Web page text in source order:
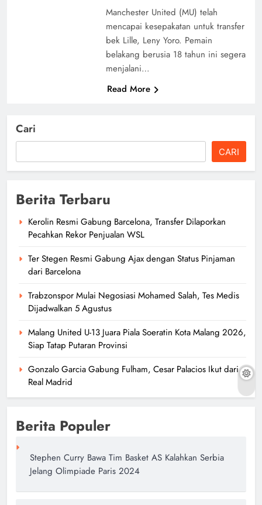
Manchester United (MU) telah
mencapai kesepakatan untuk transfer
bek Lille, Leny Yoro. Pemain
belakang berusia 18 tahun ini segera
menjalani…
Read More
Cari
CARI
Berita Terbaru
Kerolin Resmi Gabung Barcelona, Transfer Dilaporkan
Pecahkan Rekor Penjualan WSL
Ter Stegen Resmi Gabung Ajax dengan Status Pinjaman
dari Barcelona
Trabzonspor Mulai Negosiasi Mohamed Salah, Tes Medis
Dijadwalkan 5 Agustus
Malang United U-13 Juara Piala Soeratin Kota Malang 2026,
Siap Tatap Putaran Provinsi
Gonzalo Garcia Gabung Fulham, Cesar Palacios Ikut dari
Real Madrid
Berita Populer
Stephen Curry Bawa Tim Basket AS Kalahkan Serbia
Jelang Olimpiade Paris 2024